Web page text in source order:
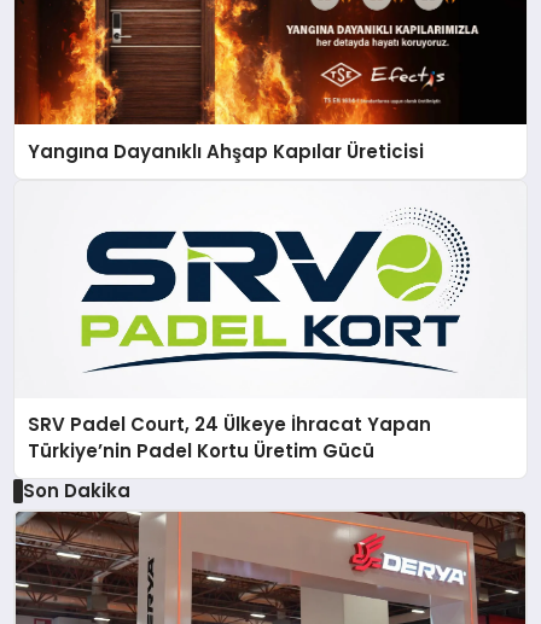
Yangına Dayanıklı Ahşap Kapılar Üreticisi
SRV Padel Court, 24 Ülkeye İhracat Yapan
Türkiye’nin Padel Kortu Üretim Gücü
Son Dakika